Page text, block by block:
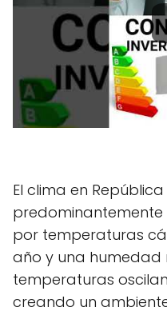
El clima en
predominantemente
por temperaturas
año y una humedad
temperaturas oscilan
creando un